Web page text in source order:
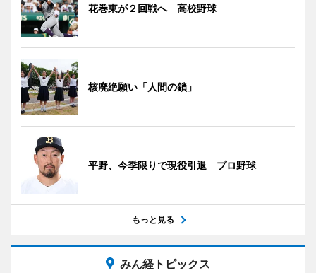
花巻東が２回戦へ 高校野球
核廃絶願い「人間の鎖」
平野、今季限りで現役引退 プロ野球
もっと見る
みん経トピックス